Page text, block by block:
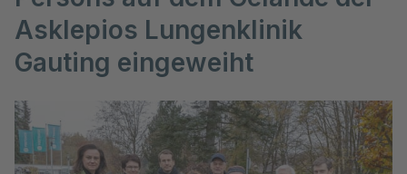
Asklepios Lungenklinik
Gauting eingeweiht